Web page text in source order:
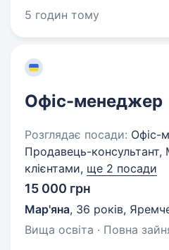
5 годин тому
Офіс-менеджер
Розглядає посади: Офіс-
Продавець-
клієнтами, ще 2 посади
15 000 грн
Мар'яна, 36 років,
Вища освіта · Повна